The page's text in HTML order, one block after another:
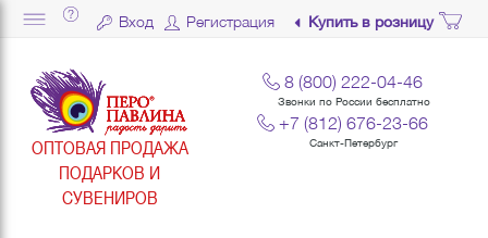
Вход Регистрация Купить в розницу
ОПТОВАЯ ПРОДАЖА
ПОДАРКОВ И
СУВЕНИРОВ
8 (800) 222-04-46
Звонки по России бесплатно
+7 (812) 676-23-66
Санкт-Петербург